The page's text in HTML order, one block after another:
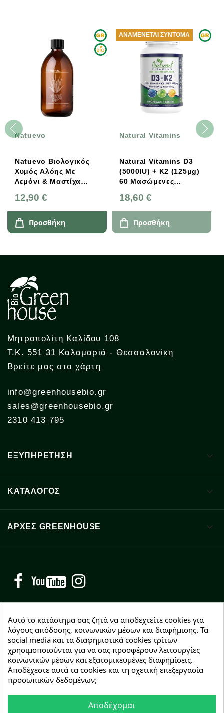
Natuevo
Natuevo Βιολογικός
Χυμός Αλόης Με
Λεμόνι & Μαστίχα
12,90 €
Προσθήκη
Natural Vitamins
Natural Vitamins D3
(5000IU) + K2 (125μg)
60 Mασώμενες
18,60 €
ΑΝΑΜΈΝΕΤΑΙ ΣΎΝΤΟΜΑ
Προσθήκη
Μητροπολίτη Καλίδου 108
Τ.Κ. 551 31 Καλαμαριά - Θεσσαλονίκη
Βρείτε μας στο χάρτη
info@greenhousebio.gr
sales@greenhousebio.gr
2310 413 795
ΕΞΥΠΗΡΕΤΗΣΗ 
ΚΑΤΑΛΟΓΟΣ 
ΑΡΧΈΣ GREENHOUSE 
Facebook YouTube
NEWSLETTER
Εγγραφείτε δωρεάν και θα είστε οι πρώτοι που θα
λάβετε τα νέα μας γύρω από προσφορές, εκπτώσεις
και νέα προϊόντα.
Αυτό το κατάστημα σας ζητά να αποδεχτείτε cookies για
λόγους απόδοσης, κοινωνικών μέσων και διαφήμισης. Τα
social media και τα διαφημιστικά cookies τρίτων
χρησιμοποιούνται για να σας προσφέρουν λειτουργίες
κοινωνικών μέσων και εξατομικευμένες διαφημίσεις.
Αποδέχεστε αυτά τα cookies και τη σχετική επεξεργασία
προσωπικών δεδομένων;
Αποδέχομαι